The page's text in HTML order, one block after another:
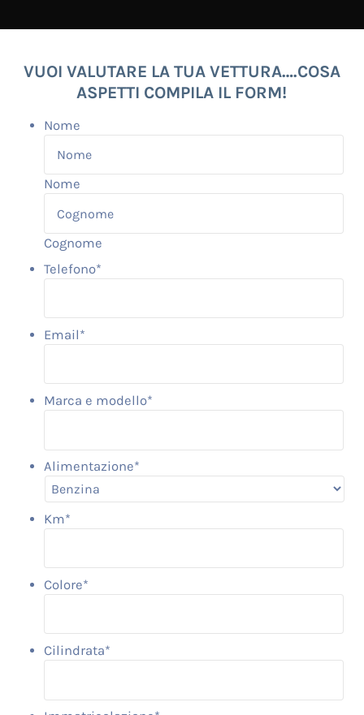
VUOI VALUTARE LA TUA VETTURA….COSA
ASPETTI COMPILA IL FORM!
Nome
Nome
Cognome
Telefono*
Email*
Marca e modello*
Alimentazione*
Km*
Colore*
Cilindrata*